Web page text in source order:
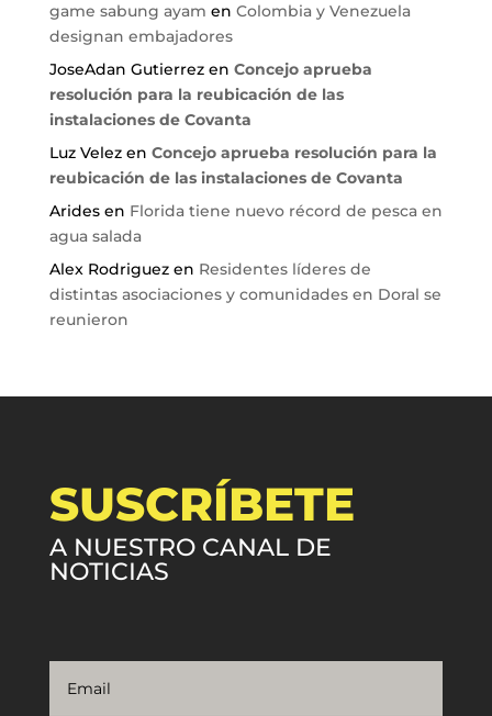
game sabung ayam en Colombia y Venezuela
designan embajadores
JoseAdan Gutierrezen Concejo aprueba
resolución para la reubicación de las
instalaciones de Covanta
Luz Velezen Concejo aprueba resolución para la
reubicación de las instalaciones de Covanta
Aridesen Florida tiene nuevo récord de pesca en
agua salada
Alex Rodriguezen Residentes líderes de
distintas asociaciones y comunidades en Doral se
reunieron
SUSCRÍBETE
A NUESTRO CANAL DE
NOTICIAS